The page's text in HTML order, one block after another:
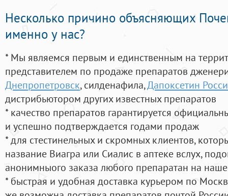
Несколько причино объясняющих
именно у нас?
* Мы являемся первым и единственным на
представителем по продаже препаратов
Днепропетровск, силденафила,Дапоксетин
дистрибьютором других известных препаратов
* качество препаратов гарантируется
и успешно подтверждается годами продаж
* для стестинельных и скромных клиентов,
название Виагра или Сиалис в аптеке вслух,
анонимныого заказа любого препаратан на
* быстрая и удобная доставка курьером по